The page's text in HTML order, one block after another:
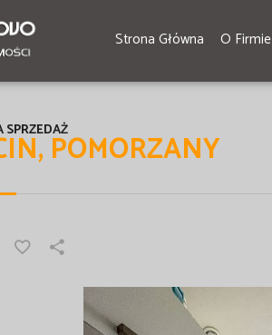
Strona Główna O Firmie
POMORZANY
SPRZEDAŻ